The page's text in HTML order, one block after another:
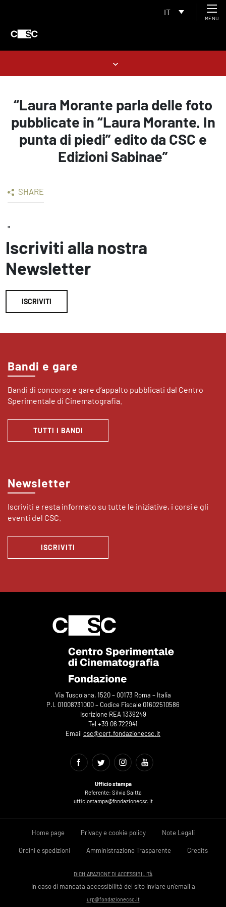
IT
MENU
“Laura Morante parla delle foto
pubblicate in “Laura Morante. In
punta di piedi” edito da CSC e
Edizioni Sabinae”
SHARE
"
Iscriviti alla nostra
Newsletter
ISCRIVITI
Bandi e gare
Bandi di concorso e gare d’appalto pubblicati dal Centro
Sperimentale di Cinematografia.
TUTTI I BANDI
Newsletter
Iscriviti e resta informato su tutte le iniziative, i corsi e gli
eventi del CSC.
ISCRIVITI
Via Tuscolana, 1520 – 00173 Roma – Italia
P.I. 01008731000 – Codice Fiscale 01602510586
Iscrizione REA 1339249
Tel +39 06 722941
Email csc@cert.fondazionecsc.it
Ufficio stampa
Referente: Silvia Saitta
ufficiostampa@fondazionecsc.it
Home page Privacy e cookie policy Note Legali
Ordini e spedizioni Amministrazione Trasparente Credits
DICHIARAZIONE DI ACCESSIBILITÀ
In caso di mancata accessibilità del sito inviare un'email a
urp@fondazionecsc.it